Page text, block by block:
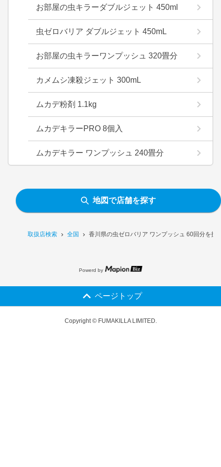
取扱店検索 全国 香川県の虫ゼロバリア ワンプッシュ 60回分を扱
お部屋の虫キラーダブルジェット 450ml
虫ゼロバリア ダブルジェット 450mL
お部屋の虫キラーワンプッシュ 320畳分
カメムシ凍殺ジェット 300mL
ムカデ粉剤 1.1kg
ムカデキラーPRO 8個入
ムカデキラー ワンプッシュ 240畳分
地図で店舗を探す
Powerd by
ページトップ
Copyright © FUMAKILLA LIMITED.